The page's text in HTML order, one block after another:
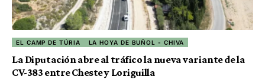
EL CAMP DE TÚRIA LA HOYA DE BUÑOL - CHIVA
La Diputación abre al tráfico la nueva variante de la
CV-383 entre Cheste y Loriguilla